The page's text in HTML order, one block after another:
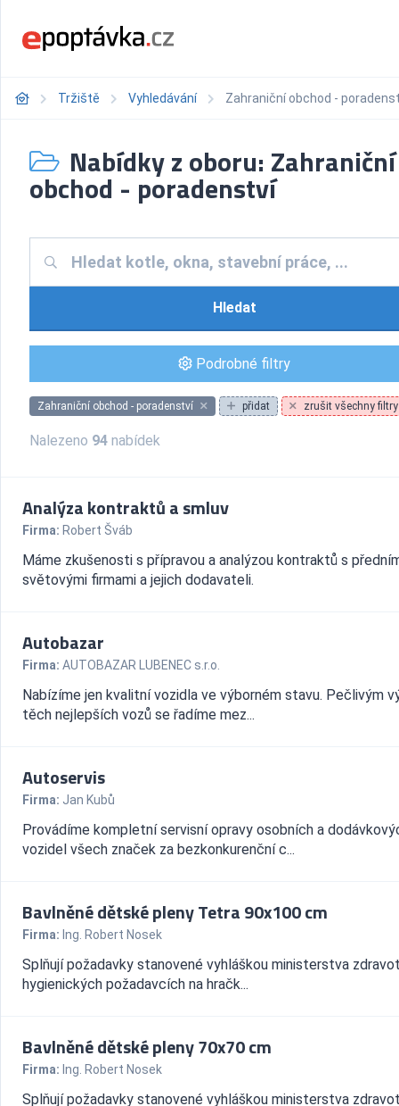
Tržiště Vyhledávání Zahraniční obchod -
Nabídky z oboru: Zahraniční
obchod - poradenství
Hledat
Podrobné filtry
Zahraniční obchod - poradenství přidat zrušit všechny filtry
Nalezeno 94 nabídek
Analýza kontraktů a smluv
Firma: Robert Šváb
Máme zkušenosti s přípravou a analýzou kontraktů s
světovými firmami a jejich dodavateli.
Autobazar
Firma: AUTOBAZAR LUBENEC s.r.o.
Nabízíme jen kvalitní vozidla ve výborném stavu. Pečlivým
těch nejlepších vozů se řadíme mez...
Autoservis
Firma: Jan Kubů
Provádíme kompletní servisní opravy osobních a
vozidel všech značek za bezkonkurenční c...
Bavlněné dětské pleny Tetra 90x100 cm
Firma: Ing. Robert Nosek
Splňují požadavky stanovené vyhláškou ministerstva
hygienických požadavcích na hračk...
Bavlněné dětské pleny 70x70 cm
Firma: Ing. Robert Nosek
Splňují požadavky stanovené vyhláškou ministerstva